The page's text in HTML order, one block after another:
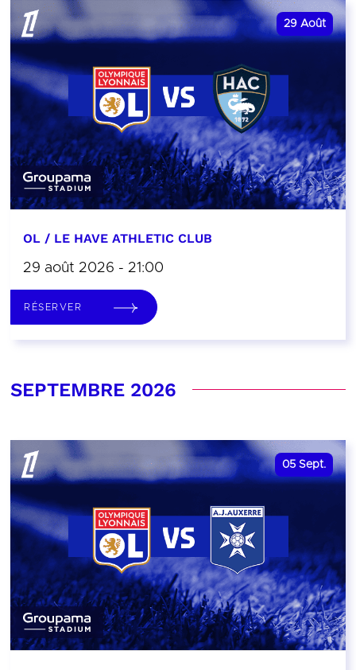
29 Août
OL / LE HAVE ATHLETIC CLUB
29 août 2026 - 21:00
RÉSERVER
SEPTEMBRE 2026
05 Sept.